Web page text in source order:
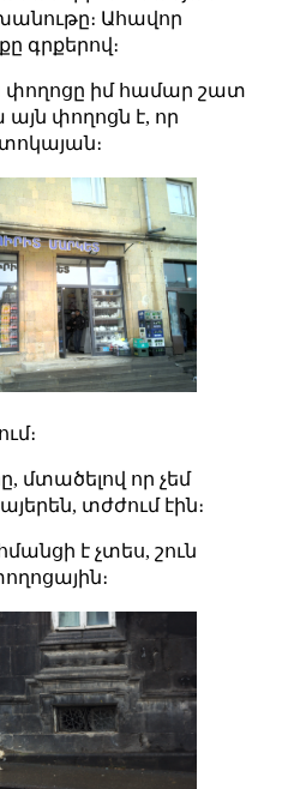
Ահավոր
գրքերով։
փողոցը իմ համար շատ
փողոցն է, որ
մտածելով որ չեմ
տժժում էին։
է չտես, շուն